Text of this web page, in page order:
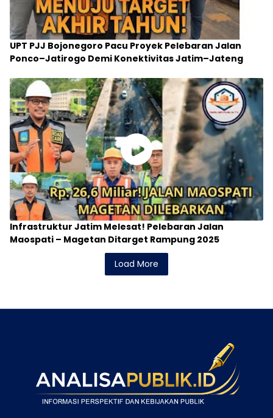
UPT PJJ Bojonegoro Pacu Proyek Pelebaran Jalan
Ponco–Jatirogo Demi Konektivitas Jatim–Jateng
Infrastruktur Jatim Melesat! Pelebaran Jalan
Maospati – Magetan Ditarget Rampung 2025
Load More